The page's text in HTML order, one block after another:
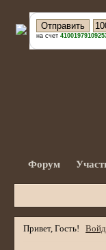
на счет
Форум
Привет, Гость!